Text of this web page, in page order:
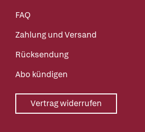
FAQ
Zahlung und Versand
Rücksendung
Abo kündigen
Vertrag widerrufen